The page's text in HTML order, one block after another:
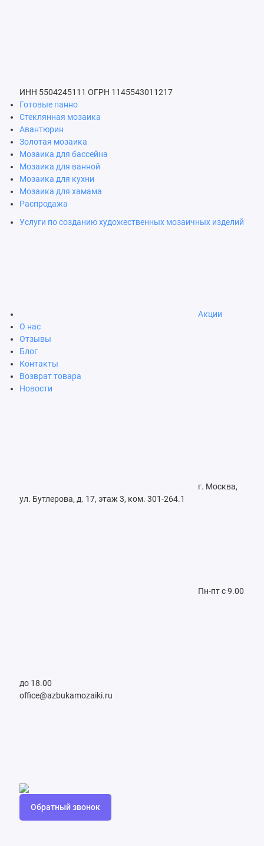
ИНН 5504245111 ОГРН 1145543011217
Готовые панно
Стеклянная мозаика
Авантюрин
Золотая мозаика
Мозаика для бассейна
Мозаика для ванной
Мозаика для кухни
Мозаика для хамама
Распродажа
Услуги по созданию художественных мозаичных изделий
Акции
О нас
Отзывы
Блог
Контакты
Возврат товара
Новости
г. Москва,
ул. Бутлерова, д. 17, этаж 3, ком. 301-264.1
Пн-пт с 9.00
до 18.00
office@azbukamozaiki.ru
Обратный звонок